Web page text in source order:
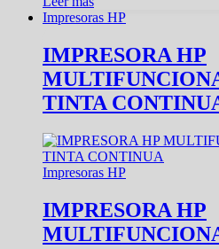
Impresoras HP
IMPRESORA HP
TINTA
Impresoras HP
IMPRESORA HP